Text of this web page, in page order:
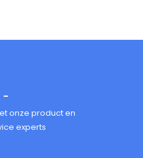
-
onze product en
experts